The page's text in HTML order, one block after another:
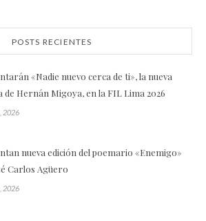
POSTS RECIENTES
«Nadie nuevo cerca de ti», la nueva
de Hernán Migoya, en la FIL Lima 2026
2026
nueva edición del poemario «Enemigo»
Carlos Agüero
2026